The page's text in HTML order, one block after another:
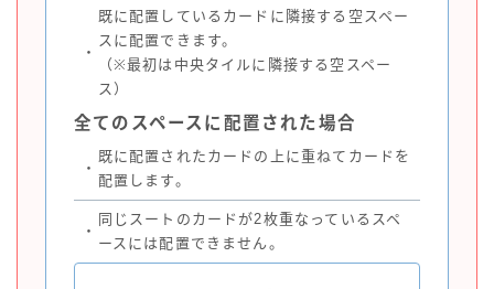
・
既に配置しているカードに隣接する空スペー
スに配置できます。
（※最初は中央タイルに隣接する空スペー
ス）
全てのスペースに配置された場合
・
既に配置されたカードの上に重ねてカードを
配置します。
・
同じスートのカードが2枚重なっているスペ
ースには配置できません。